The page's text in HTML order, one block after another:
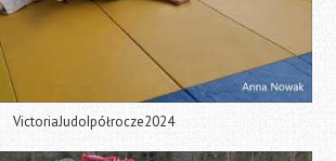
VictoriaJudoIpółrocze2024